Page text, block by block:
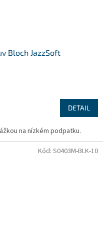
Bloch JazzSoft
DETAIL
na nízkém podpatku.
Kód: S0403M-BLK-10